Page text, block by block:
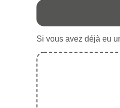
Si vous avez déjà eu